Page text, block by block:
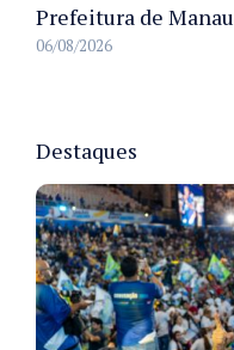
06/08/2026
Destaques